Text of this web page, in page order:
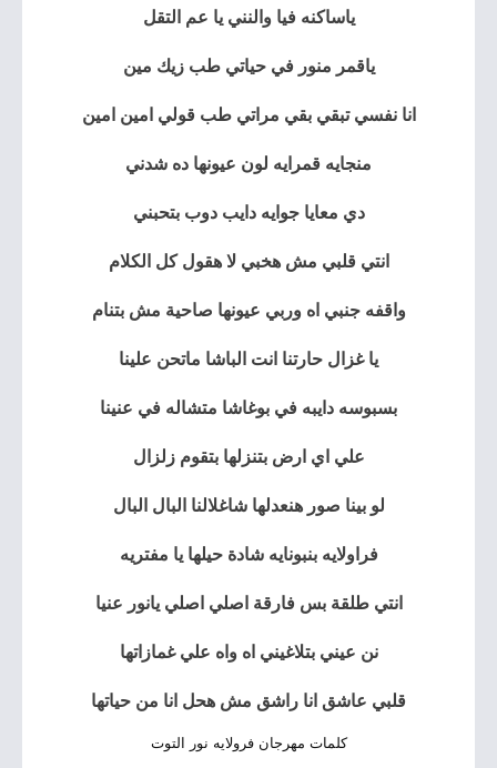
ياساكنه فيا والنني يا عم التقل
ياقمر منور في حياتي طب زيك مين
انا نفسي تبقي بقي مراتي طب قولي امين امين
منجايه قمرايه لون عيونها ده شدني
دي معايا جوايه دايب دوب بتحبني
انتي قلبي مش هخبي لا هقول كل الكلام
واقفه جنبي اه وربي عيونها صاحية مش بتنام
يا غزال حارتنا انت الباشا ماتحن علينا
بسبوسه دايبه في بوغاشا متشاله في عنينا
علي اي ارض بتنزلها بتقوم زلزال
لو بينا صور هنعدلها شاغلالنا البال البال
فراولايه بنبونايه شادة حيلها يا مفتريه
انتي طلقة بس فارقة اصلي اصلي يانور عنيا
نن عيني بتلاغيني اه واه علي غمازاتها
قلبي عاشق انا راشق مش هحل انا من حياتها
كلمات مهرجان فرولايه نور التوت